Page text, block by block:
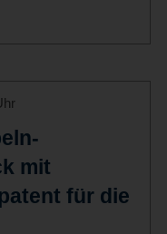
mit
für die